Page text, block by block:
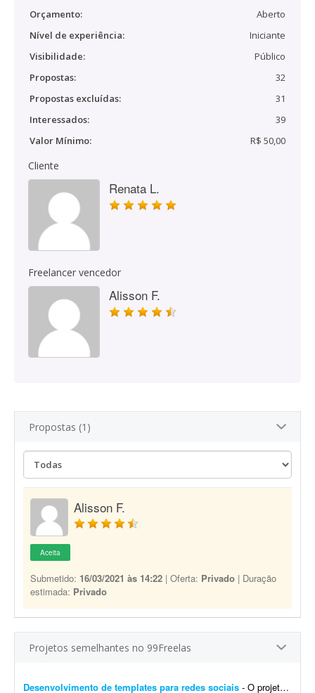
Orçamento:
Aberto
Nível de experiência:
Iniciante
Visibilidade:
Público
Propostas:
32
Propostas excluídas:
31
Interessados:
39
Valor Mínimo:
R$ 50,00
Cliente
Renata L.
Freelancer vencedor
Alisson F.
Propostas (1)
Alisson F.
Aceita
Submetido: 16/03/2021 às 14:22 | Oferta: Privado | Duração
estimada: Privado
Projetos semelhantes no 99Freelas
Desenvolvimento de templates para redes sociais - O projeto consiste em: Dar continuidade a uma identidade visual já existente (logotipo, paleta e tipografia já estão prontos). Já possuem brand kit pronto e a demo da p...